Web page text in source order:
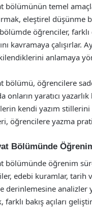
bölümünün temel
eleştirel düşünme
bölümde öğrenciler,
kavramaya çalışırlar.
anlamaya
bölümü, öğrencilere
onların yaratıcı
kendi yazım stillerini
öğrencilere yazma
Bölümünde
bölümünde öğrenim
edebi kuramlar, tarih
derinlemesine analizler
farklı bakış açıları